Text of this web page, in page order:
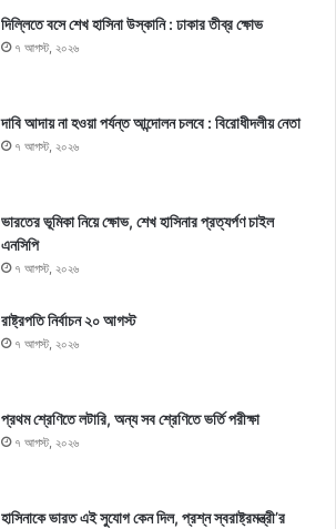
দিল্লিতে বসে শেখ হাসিনা উস্কানি : ঢাকার তীব্র ক্ষোভ
৭ আগস্ট, ২০২৬
দাবি আদায় না হওয়া পর্যন্ত আন্দোলন চলবে : বিরোধীদলীয় নেতা
৭ আগস্ট, ২০২৬
ভারতের ভূমিকা নিয়ে ক্ষোভ, শেখ হাসিনার প্রত্যর্পণ চাইল
এনসিপি
৭ আগস্ট, ২০২৬
রাষ্ট্রপতি নির্বাচন ২০ আগস্ট
৭ আগস্ট, ২০২৬
প্রথম শ্রেণিতে লটারি, অন্য সব শ্রেণিতে ভর্তি পরীক্ষা
৭ আগস্ট, ২০২৬
হাসিনাকে ভারত এই সুযোগ কেন দিল, প্রশ্ন স্বরাষ্ট্রমন্ত্রী’র